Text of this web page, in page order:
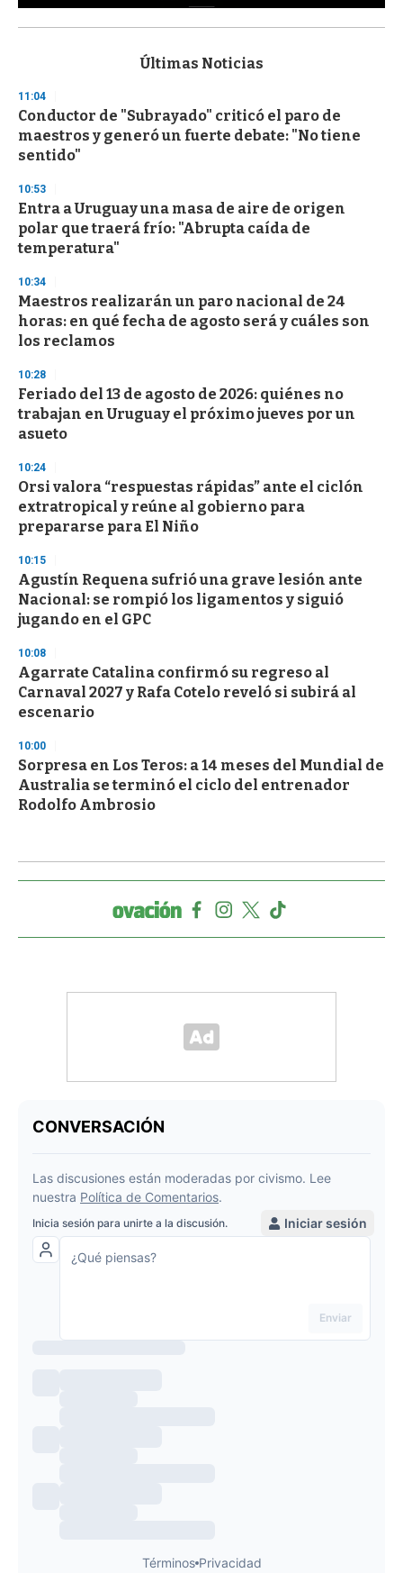
s
d
s
o
f
3
s
e
c
o
n
Últimas Noticias
11:04
Conductor de "Subrayado" criticó el paro de
maestros y generó un fuerte debate: "No tiene
sentido"
10:53
Entra a Uruguay una masa de aire de origen
polar que traerá frío: "Abrupta caída de
temperatura"
10:34
Maestros realizarán un paro nacional de 24
horas: en qué fecha de agosto será y cuáles son
los reclamos
10:28
Feriado del 13 de agosto de 2026: quiénes no
trabajan en Uruguay el próximo jueves por un
asueto
10:24
Orsi valora “respuestas rápidas” ante el ciclón
extratropical y reúne al gobierno para
prepararse para El Niño
10:15
Agustín Requena sufrió una grave lesión ante
Nacional: se rompió los ligamentos y siguió
jugando en el GPC
10:08
Agarrate Catalina confirmó su regreso al
Carnaval 2027 y Rafa Cotelo reveló si subirá al
escenario
10:00
Sorpresa en Los Teros: a 14 meses del Mundial de
Australia se terminó el ciclo del entrenador
Rodolfo Ambrosio